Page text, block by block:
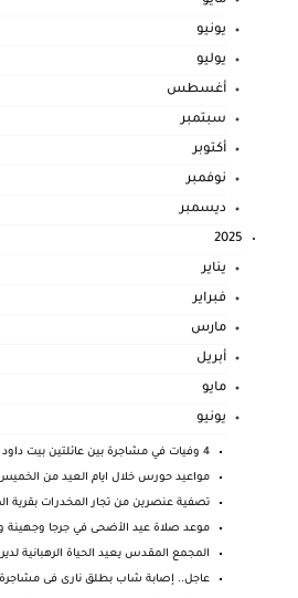
يونيو
يوليو
أغسطس
سبتمبر
أكتوبر
نوفمبر
ديسمبر
2025
يناير
فبراير
مارس
أبريل
مايو
يونيو
4 وفيات في مشاجرة بين عائلتين بيت داود
مواعيد حورس خلال ايام العيد من الخميس 5/6/2025
تصفية عنصرين من تجار المخدرات بقرية
موعد صلاة عيد الأضحى في جرجا وجهينة
المجمع المقدس يعيد الحياة الرهبانية
عاجل.. إصابة شاب بطلق نارى فى مشاجرة